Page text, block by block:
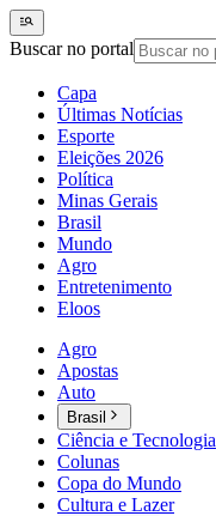
Buscar no portal
Capa
Últimas Notícias
Esporte
Eleições 2026
Política
Minas Gerais
Brasil
Mundo
Agro
Entretenimento
Eloos
Agro
Apostas
Auto
Brasil
Ciência e Tecnologia
Colunas
Copa do Mundo
Cultura e Lazer